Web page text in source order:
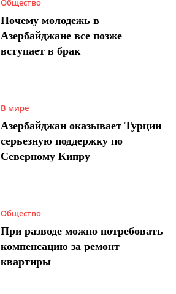
Общество
Почему молодежь в
Азербайджане все позже
вступает в брак
В мире
Азербайджан оказывает Турции
серьезную поддержку по
Северному Кипру
Общество
При разводе можно потребовать
компенсацию за ремонт
квартиры